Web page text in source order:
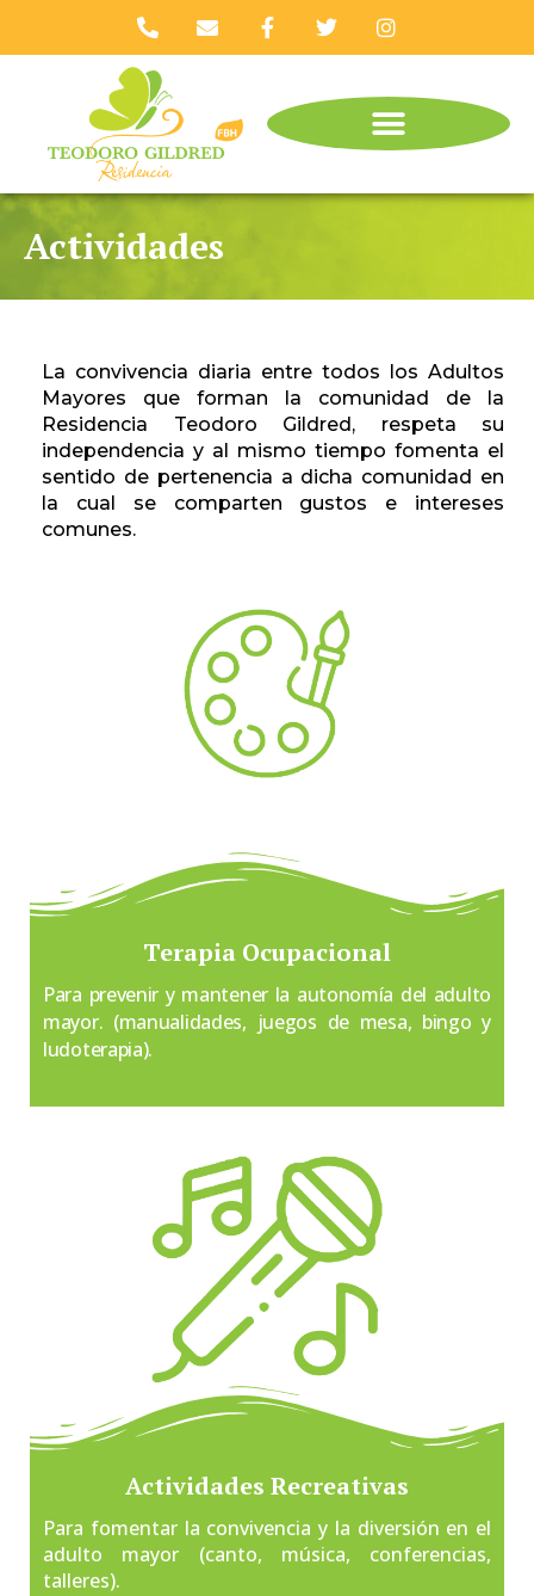
h
o
n
e
-
a
l
E
n
v
o
p
e
F
a
c
o
T
w
i
t
r
I
n
s
a
g
Actividades
La convivencia diaria entre todos los Adultos
Mayores que forman la comunidad de la
Residencia Teodoro Gildred, respeta su
independencia y al mismo tiempo fomenta el
sentido de pertenencia a dicha comunidad en
la cual se comparten gustos e intereses
comunes.
Terapia Ocupacional
Para prevenir y mantener la autonomía del adulto
mayor. (manualidades, juegos de mesa, bingo y
ludoterapia).
Actividades Recreativas
Para fomentar la convivencia y la diversión en el
adulto mayor (canto, música, conferencias,
talleres).